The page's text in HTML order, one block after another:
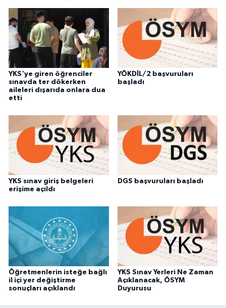
YKS'ye giren öğrenciler
sınavda ter dökerken
aileleri dışarıda onlara dua
etti
YÖKDİL/2 başvuruları
başladı
YKS sınav giriş belgeleri
erişime açıldı
DGS başvuruları başladı
Öğretmenlerin isteğe bağlı
il içi yer değiştirme
sonuçları açıklandı
YKS Sınav Yerleri Ne Zaman
Açıklanacak, ÖSYM
Duyurusu